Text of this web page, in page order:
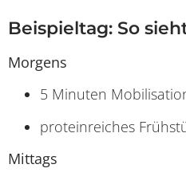
Beispieltag: So
Morgens
5 Minuten
proteinreiches
Mittags